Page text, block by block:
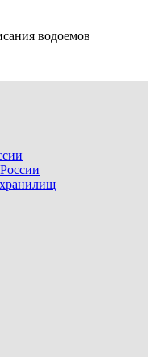
водоемов